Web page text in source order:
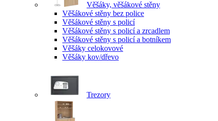
Věšáky, věšákové stěny
Věšákové stěny bez police
Věšákové stěny s policí
Věšákové stěny s policí a zrcadlem
Věšákové stěny s policí a botníkem
Věšáky celokovové
Věšáky kov/dřevo
Trezory